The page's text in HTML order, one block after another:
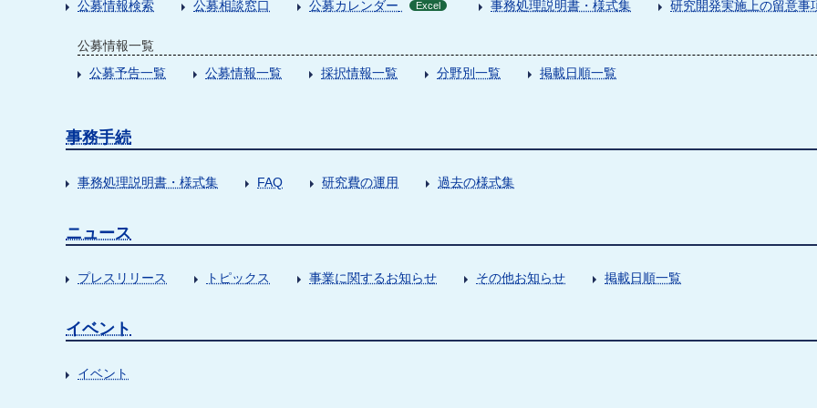
公募情報検索 公募相談窓口 公募カレンダー Excel 事務処理説明書・様式集 研究開発実施上の留意事
公募情報一覧
公募予告一覧
公募情報一覧 採択情報一覧 分野別一覧 掲載日順一覧
事務手続
事務処理説明書・様式集 FAQ 研究費の運用 過去の様式集
ニュース
プレスリリース トピックス 事業に関するお知らせ その他お知らせ 掲載日順一覧
イベント
イベント